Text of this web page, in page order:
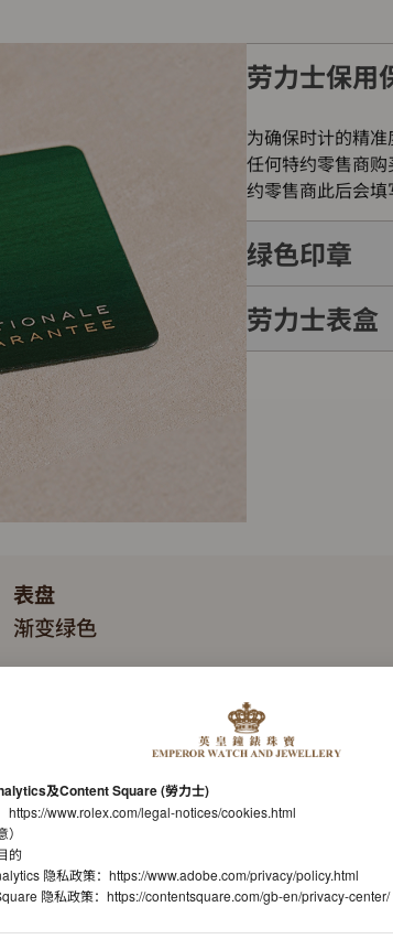
劳力士保用
为确保时计的精
任何特约零售商
约零售商此后会填
绿色印章
每只劳力士腕表
劳力士表盒
表盘
渐变绿色
蚝式（Oyster），三格实心链节
自动上链机械恒动机芯
机芯型号
劳力士3235型机芯
及Content Square (勞力士)
https://www.rolex.com/legal-notices/cookies.html
的
隐私政策： https://www.adobe.com/privacy/policy.html
隐私政策： https://contentsquare.com/gb-en/privacy-center/